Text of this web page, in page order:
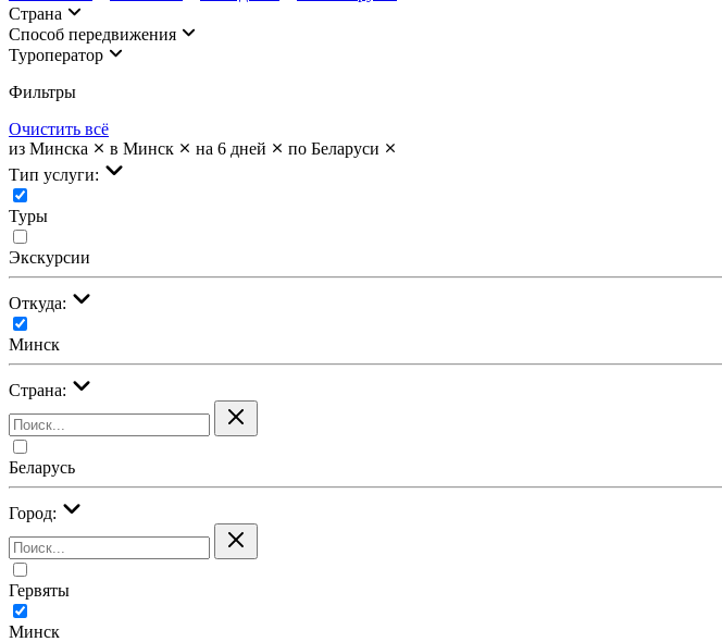
Страна
Cпособ передвижения
Туроператор
Фильтры
Очистить всё
из Минска
в Минск на 6 дней
по Беларуси
Тип услуги:
Туры
Экскурсии
Откуда:
Минск
Страна:
Беларусь
Город:
Гервяты
Минск